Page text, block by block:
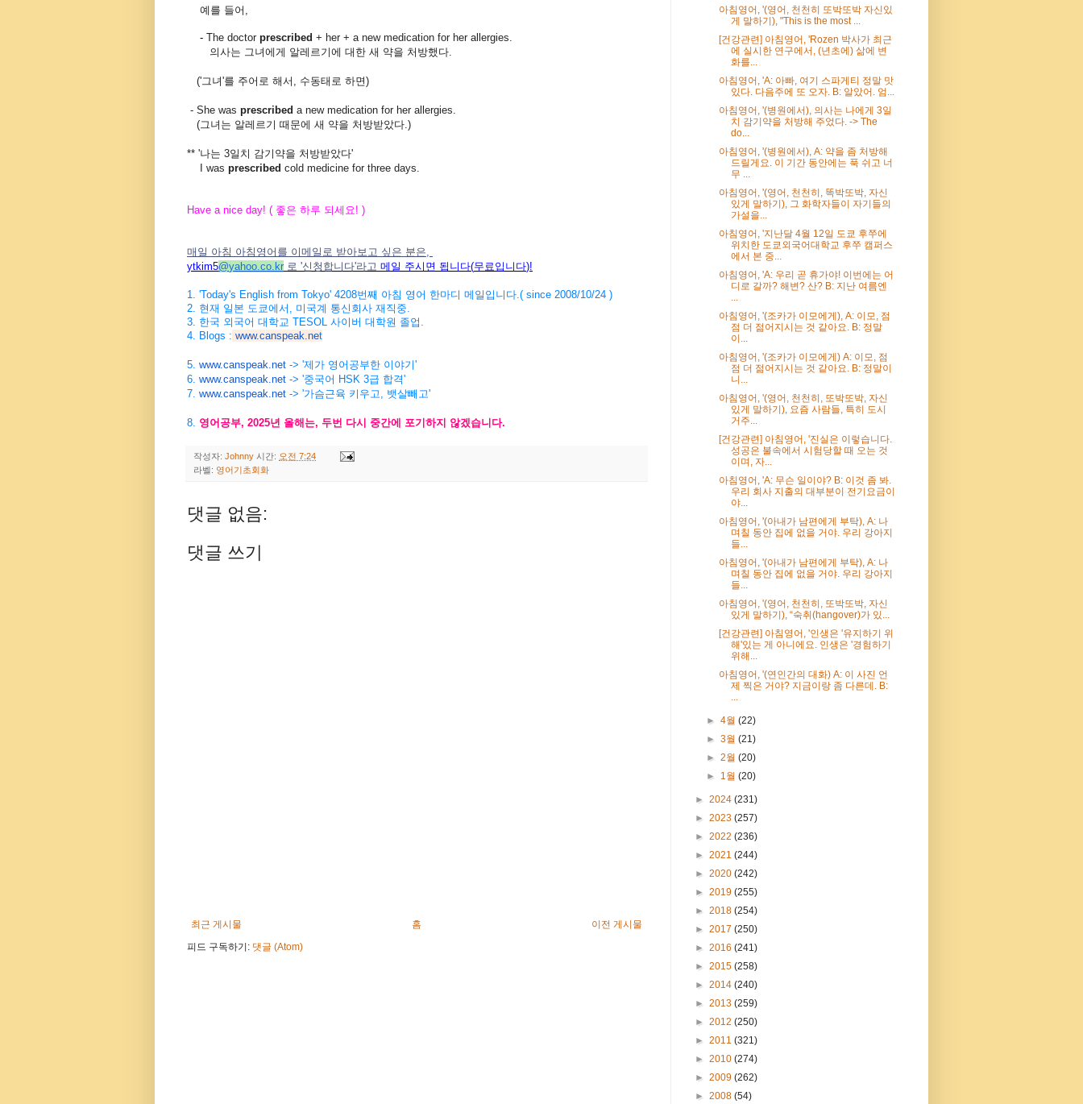
예를 들어,
- The doctor prescribed + her + a new medication for her allergies.
의사는 그녀에게 알레르기에 대한 새 약을 처방했다.
('그녀'를 주어로 해서, 수동태로 하면)
- She was prescribed a new medication for her allergies.
(그녀는 알레르기 때문에 새 약을 처방받았다 .)
** '나는 3일치 감기약을 처방받았다'
I was prescribed cold medicine for three days.
Have a nice day! ( 좋은 하루 되세요 ! )
매일 아침 아침영어를 이메일로 받아보고 싶은 분은,
ytkim5@yahoo.co.kr 로 '신청합니다'라고 메일 주시면 됩니다(무료입니다)!
1. 'Today's English from Tokyo' 4208번째 아침 영어 한마디 메일입니다 .( since 2008/10/24 )
2. 현재 일본 도쿄에서 미국계 통신회사 재직중
3. 한국 외국어 대학교 TESOL 사이버 대학원 졸업
4. Blogs : www.canspeak.net
5. www.canspeak.net -> '제가 영어공부한 이야기'
6. www.canspeak.net -> '중국어 HSK 3급 합격'
7. www.canspeak.net -> '가슴근육 키우고, 뱃살빼고'
8. 영어공부, 2025년 올해는, 두번 다시 중간에 포기하지 않겠습니다.
작성자: Johnny 시간: 오전 7:24
라벨: 영어기초회화
댓글 없음:
댓글 쓰기
최근 게시물 이전 게시물
홈
피드 구독하기: 댓글 (Atom)
아침영어, '(영어, 천천히 또박또박 자신있
게 말하기), "This is the most ...
[건강관련] 아침영어, 'Rozen 박사가 최근
에 실시한 연구에서, (년초에) 삶에 변
화를...
아침영어, 'A: 아빠, 여기 스파게티 정말 맛
있다. 다음주에 또 오자. B: 알았어. 엄...
아침영어, '(병원에서), 의사는 나에게 3일
치 감기약을 처방해 주었다. -> The
do...
아침영어, '(병원에서), A: 약을 좀 처방해
드릴게요. 이 기간 동안에는 푹 쉬고 너
무 ...
아침영어, '(영어, 천천히, 똑박또박, 자신
있게 말하기), 그 화학자들이 자기들의
가설을...
아침영어, '지난달 4월 12일 도쿄 후쭈에
위치한 도쿄외국어대학교 후쭈 캠퍼스
에서 본 중...
아침영어, 'A: 우리 곧 휴가야! 이번에는 어
디로 갈까? 해변? 산? B: 지난 여름엔
아침영어, '(조카가 이모에게), A: 이모, 점
점 더 젊어지시는 것 같아요. B: 정말
이...
아침영어, '(조카가 이모에게) A: 이모, 점
점 더 젊어지시는 것 같아요. B: 정말이
니...
아침영어, '(영어, 천천히, 또박또박, 자신
있게 말하기), 요즘 사람들, 특히 도시
거주...
[건강관련] 아침영어, '진실은 이렇습니다.
성공은 불속에서 시험당할 때 오는 것
이며, 자...
아침영어, 'A: 무슨 일이야? B: 이것 좀 봐.
우리 회사 지출의 대부분이 전기요금이
야...
아침영어, '(아내가 남편에게 부탁), A: 나
며칠 동안 집에 없을 거야. 우리 강아지
들...
아침영어, '(아내가 남편에게 부탁), A: 나
며칠 동안 집에 없을 거야. 우리 강아지
들...
아침영어, '(영어, 천천히, 또박또박, 자신
있게 말하기), “숙취(hangover)가 있...
[건강관련] 아침영어, '인생은 '유지하기 위
해'있는 게 아니에요. 인생은 '경험하기
위해...
아침영어, '(연인간의 대화) A: 이 사진 언
제 찍은 거야? 지금이랑 좀 다른데. B:
►4월(22)
►3월(21)
►2월(20)
► 1월(20)
► 2024 (231)
► 2023 (257)
► 2022 (236)
► 2021 (244)
► 2020 (242)
► 2019 (255)
► 2018 (254)
► 2017 (250)
► 2016 (241)
► 2015 (258)
► 2014 (240)
► 2013 (259)
► 2012 (250)
► 2011 (321)
► 2010 (274)
► 2009 (262)
► 2008 (54)